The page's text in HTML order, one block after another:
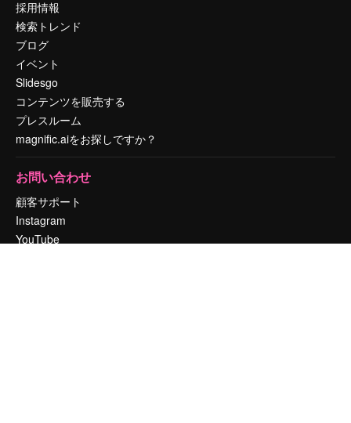
採用情報
検索トレンド
ブログ
イベント
Slidesgo
コンテンツを販売する
プレスルーム
magnific.aiをお探しですか？
お問い合わせ
顧客サポート
Instagram
YouTube